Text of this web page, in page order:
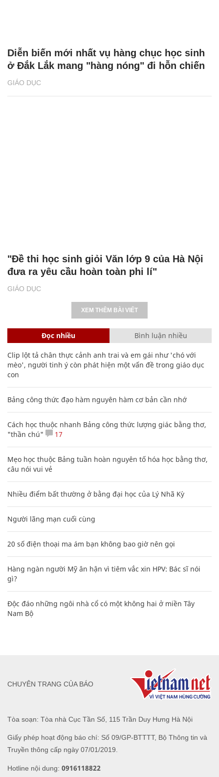
GIÁO DỤC
Diễn biến mới nhất vụ hàng chục học sinh
ở Đắk Lắk mang "hàng nóng" đi hỗn chiến
GIÁO DỤC
"Đề thi học sinh giỏi Văn lớp 9 của Hà Nội
đưa ra yêu cầu hoàn toàn phi lí"
XEM THÊM BÀI VIẾT
Đọc nhiều Bình luận nhiều
Clip lột tả chân thực cảnh anh trai và em gái như 'chó với
mèo', người tinh ý còn phát hiện một vấn đề trong giáo dục
con
Bảng công thức đạo hàm nguyên hàm cơ bản cần nhớ
Cách học thuộc nhanh Bảng công thức lượng giác bằng thơ,
"thần chú"
17
Mẹo học thuộc Bảng tuần hoàn nguyên tố hóa học bằng thơ,
câu nói vui vẻ
Nhiều điểm bất thường ở bằng đại học của Lý Nhã Kỳ
Người lãng mạn cuối cùng
20 số điện thoại ma ám bạn không bao giờ nên gọi
Hàng ngàn người Mỹ ân hận vì tiêm vắc xin HPV: Bác sĩ nói
gì?
Độc đáo những ngôi nhà cổ có một không hai ở miền Tây
Nam Bộ
Tòa soạn: Tòa nhà Cục Tần Số, 115 Trần Duy Hưng Hà Nội
Giấy phép hoạt động báo chí: Số 09/GP-BTTTT, Bộ Thông tin và
Truyền thông cấp ngày 07/01/2019.
Hotline nội dung: 0916118822
CHUYÊN TRANG CỦA BÁO